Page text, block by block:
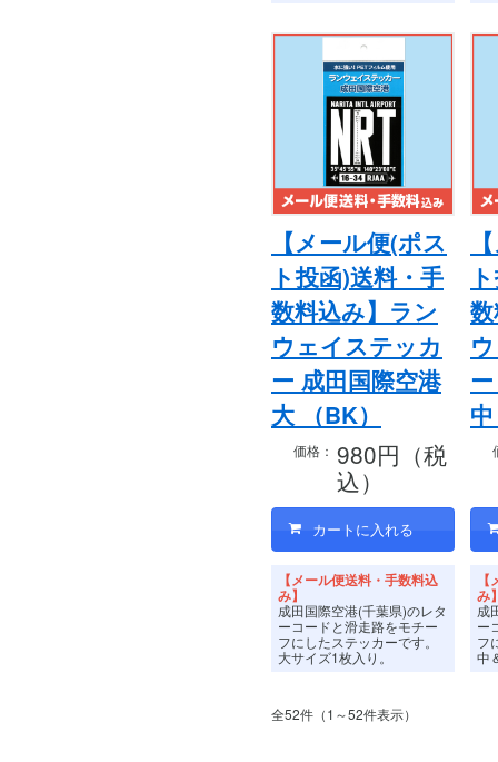
【メール便(ポス
ト投函)送料・手
数料込み】ラン
ウェイステッカ
ー 成田国際空港
大 （BK）
価格： 980円（税
込）
【メール便送料・手数料込
み】
成田国際空港(千葉県)のレタ
ーコードと滑走路をモチー
フにしたステッカーです。
大サイズ1枚入り。
み
成
ー
フ
中
全52件（1～52件表示）